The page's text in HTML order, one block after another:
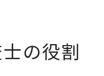
の役割